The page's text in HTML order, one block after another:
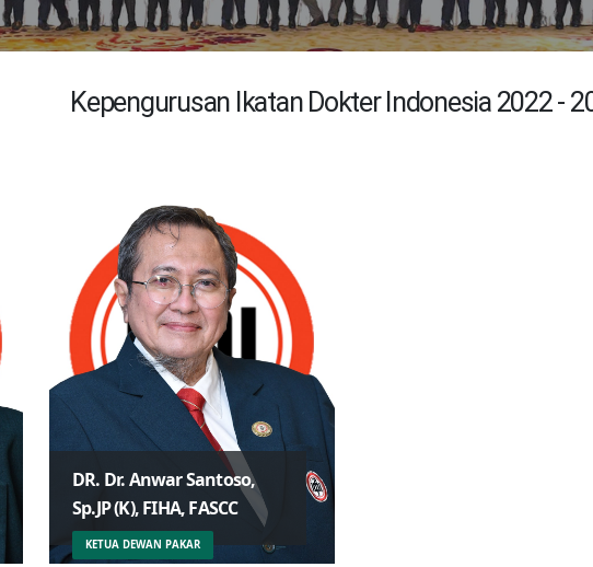
Kepengurusan Ikatan Dokter Indonesia 2022 -
DR. Dr. Anwar Santoso,
Sp.JP (K), FIHA, FASCC
KETUA DEWAN PAKAR
Dr. Djoko Widyarto JS,
DHM, MH.Kes